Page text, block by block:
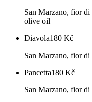
San Marzano, fior
olive oil
Diavola180 Kč
San Marzano, fior
Pancetta180 Kč
San Marzano, fior di